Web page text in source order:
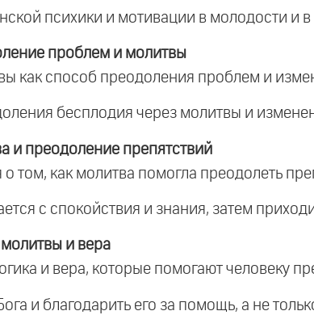
психики и мотивации в молодости и в
проблем и молитвы
как способ преодоления проблем и
бесплодия через молитвы и
и преодоление препятствий
о том, как молитва помогла преодолеть
с спокойствия и знания, затем
и вера
и вера, которые помогают человеку
и благодарить его за помощь, а не